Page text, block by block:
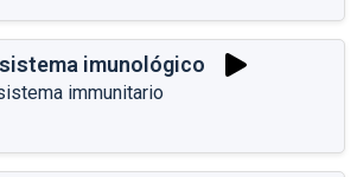
imunológico
immunitario